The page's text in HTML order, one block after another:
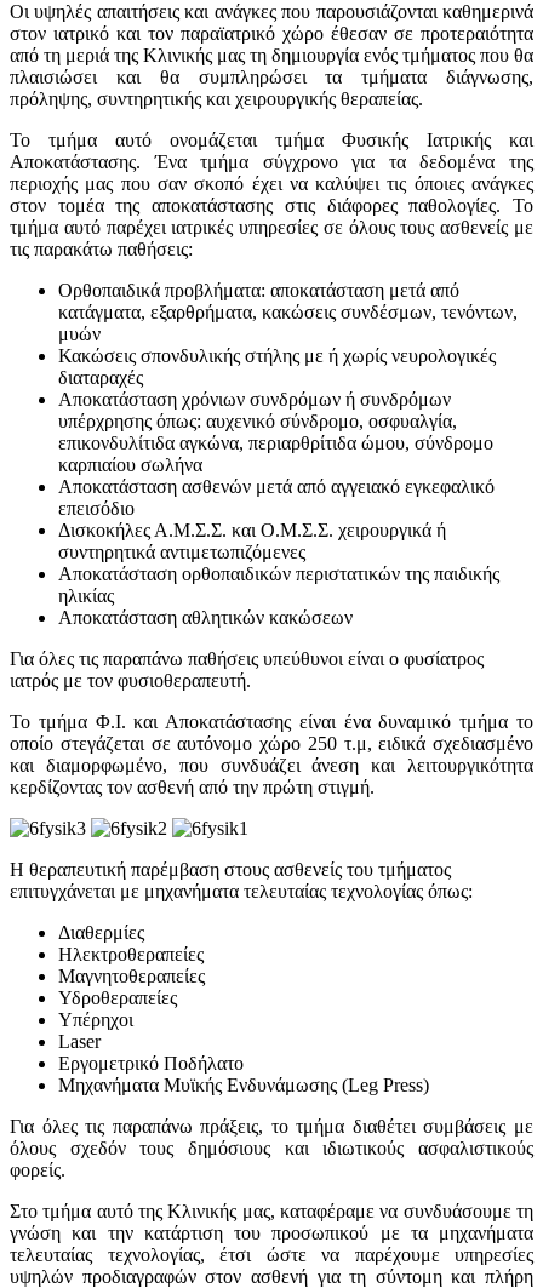
Οι υψηλές απαιτήσεις και ανάγκες που παρουσιάζονται καθημερινά
στον ιατρικό και τον παραϊατρικό χώρο έθεσαν σε προτεραιότητα
από τη μεριά της Κλινικής μας τη δημιουργία ενός τμήματος που θα
πλαισιώσει και θα συμπληρώσει τα τμήματα διάγνωσης,
πρόληψης, συντηρητικής και χειρουργικής θεραπείας.
Το τμήμα αυτό ονομάζεται τμήμα Φυσικής Ιατρικής και
Αποκατάστασης. Ένα τμήμα σύγχρονο για τα δεδομένα της
περιοχής μας που σαν σκοπό έχει να καλύψει τις όποιες ανάγκες
στον τομέα της αποκατάστασης στις διάφορες παθολογίες. Το
τμήμα αυτό παρέχει ιατρικές υπηρεσίες σε όλους τους ασθενείς με
τις παρακάτω παθήσεις:
Ορθοπαιδικά προβλήματα: αποκατάσταση μετά από
κατάγματα, εξαρθρήματα, κακώσεις συνδέσμων, τενόντων,
μυών
Κακώσεις σπονδυλικής στήλης με ή χωρίς νευρολογικές
διαταραχές
Αποκατάσταση χρόνιων συνδρόμων ή συνδρόμων
υπέρχρησης όπως: αυχενικό σύνδρομο, οσφυαλγία,
επικονδυλίτιδα αγκώνα, περιαρθρίτιδα ώμου, σύνδρομο
καρπιαίου σωλήνα
Αποκατάσταση ασθενών μετά από αγγειακό εγκεφαλικό
επεισόδιο
Δισκοκήλες Α.Μ.Σ.Σ. και Ο.Μ.Σ.Σ. χειρουργικά ή
συντηρητικά αντιμετωπιζόμενες
Αποκατάσταση ορθοπαιδικών περιστατικών της παιδικής
ηλικίας
Αποκατάσταση αθλητικών κακώσεων
Για όλες τις παραπάνω παθήσεις υπεύθυνοι είναι ο φυσίατρος
ιατρός με τον φυσιοθεραπευτή.
Το τμήμα Φ.Ι. και Αποκατάστασης είναι ένα δυναμικό τμήμα το
οποίο στεγάζεται σε αυτόνομο χώρο 250 τ.μ, ειδικά σχεδιασμένο
και διαμορφωμένο, που συνδυάζει άνεση και λειτουργικότητα
κερδίζοντας τον ασθενή από την πρώτη στιγμή.
Η θεραπευτική παρέμβαση στους ασθενείς του τμήματος
επιτυγχάνεται με μηχανήματα τελευταίας τεχνολογίας όπως:
Διαθερμίες
Ηλεκτροθεραπείες
Μαγνητοθεραπείες
Υδροθεραπείες
Υπέρηχοι
Laser
Εργομετρικό Ποδήλατο
Μηχανήματα Μυϊκής Ενδυνάμωσης (Leg Press)
Για όλες τις παραπάνω πράξεις, το τμήμα διαθέτει συμβάσεις με
όλους σχεδόν τους δημόσιους και ιδιωτικούς ασφαλιστικούς
φορείς.
Στο τμήμα αυτό της Κλινικής μας, καταφέραμε να συνδυάσουμε τη
γνώση και την κατάρτιση του προσωπικού με τα μηχανήματα
τελευταίας τεχνολογίας, έτσι ώστε να παρέχουμε υπηρεσίες
υψηλών προδιαγραφών στον ασθενή για τη σύντομη και πλήρη